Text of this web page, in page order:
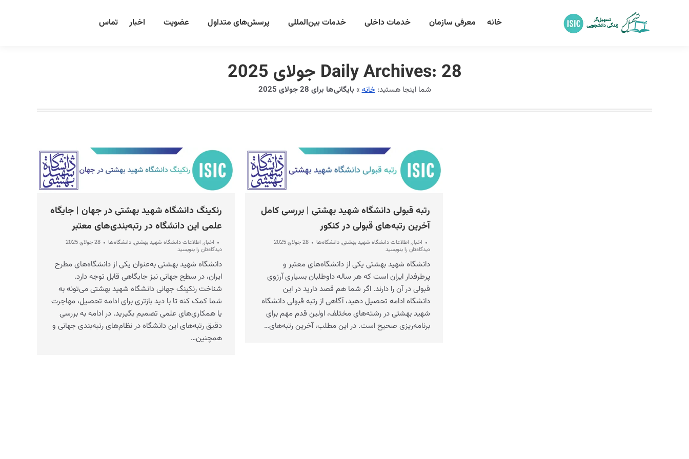
خانه معرفی سازمان خدمات داخلی خدمات بین‌المللی پرسش‌های متداول عضویت اخبار تماس
Daily Archives: 28 جولای 2025
شما اینجا هستید:خانه» بایگانی‌ها برای 28 جولای 2025
رنکینگ دانشگاه شهید بهشتی در جهان | جایگاه
علمی این دانشگاه در رتبه‌بندی‌های معتبر
اخبار, اطلاعات دانشگاه شهید بهشتی,دانشگاه‌ها
28 جولای 2025
دیدگاه‌تان را بنویسید
دانشگاه شهید بهشتی به‌عنوان یکی از دانشگاه‌های مطرح
ایران، در سطح جهانی نیز جایگاهی قابل توجه دارد.
شناخت رنکینگ جهانی دانشگاه شهید بهشتی می‌تونه به
شما کمک کنه تا با دید بازتری برای ادامه تحصیل، مهاجرت
یا همکاری‌های علمی تصمیم بگیرید. در ادامه به بررسی
دقیق رتبه‌های این دانشگاه در نظام‌های رتبه‌بندی جهانی و
همچنین…
رتبه قبولی دانشگاه شهید بهشتی | بررسی کامل
آخرین رتبه‌های قبولی در کنکور
اخبار, اطلاعات دانشگاه شهید بهشتی,دانشگاه‌ها
28 جولای 2025
دیدگاه‌تان را بنویسید
دانشگاه شهید بهشتی یکی از دانشگاه‌های معتبر و
پرطرفدار ایران است که هر ساله داوطلبان بسیاری آرزوی
قبولی در آن را دارند. اگر شما هم قصد دارید در این
دانشگاه ادامه تحصیل دهید، آگاهی از رتبه قبولی دانشگاه
شهید بهشتی در رشته‌های مختلف، اولین قدم مهم برای
برنامه‌ریزی صحیح است. در این مطلب، آخرین رتبه‌های…